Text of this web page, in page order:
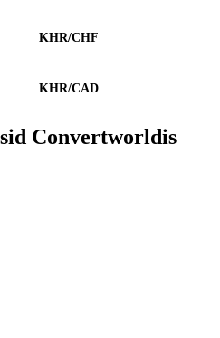
KHR/CHF
KHR/CAD
Convertworldis